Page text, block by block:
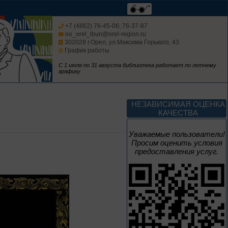
+7 (4862) 76-45-06; 76-37-87
oo_orel_lbun@orel-region.ru
302028 г.Орел, ул.Максима Горького, 43
График работы
С 1 июля по 31 августа библиотека работает по летнему
графику
НЕЗАВИСИМАЯ ОЦЕНКА
КАЧЕСТВА
Уважаемые пользователи!
Просим оценить условия
предоставления услуг.
Мгновения
95 лет со дня рождения
Краеведение: в
помощь участника
1 июня – 31
августа
Безопасным будет
путь!